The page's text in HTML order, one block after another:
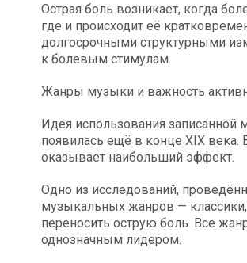
Острая боль возникает, когда
где и происходит её
долгосрочными структурными
к болевым стимулам.
Жанры музыки и важность
Идея использования записанной
появилась ещё в конце XIX
оказывает наибольший эффект.
Одно из исследований,
музыкальных жанров — классики,
переносить острую боль. Все
однозначным лидером.